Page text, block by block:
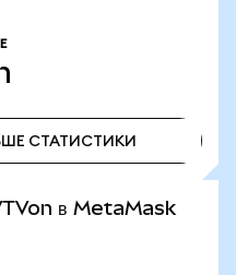
СТАТИСТИКИ
в MetaMask